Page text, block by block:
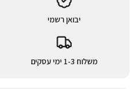
יבואן רשמי
משלוח 1-3 ימי עסקים